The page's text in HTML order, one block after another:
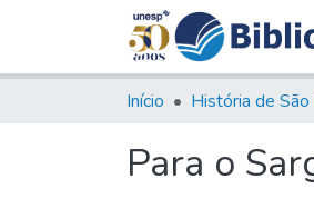
Início História de São
Para o